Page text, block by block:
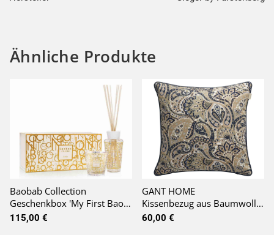
Ähnliche Produkte
Baobab Collection
Geschenkbox 'My First Baobab' Duftkerze 8cm & Diffuser 250ml Aurum
115,00 €
GANT HOME
Kissenbezug aus Baumwolle im Paisley-Design
60,00 €